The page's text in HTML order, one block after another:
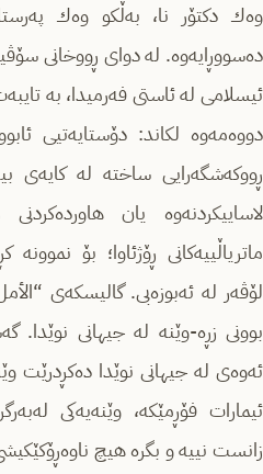
وەك دكتۆر نا، بەڵكو وەك
دەسووڕایەوە. لە دواى ڕووخانى
ئیسلامى لە ئاستى فەرمیدا، بە
دووەمەوە لكاند: دۆستایەتیى
ڕووكەشگەرایى ساختە لە كایەى
لاساییكردنەوە یان
ماتریاڵییەكانى ڕۆژئاوا؛ بۆ
لۆڤەر لە ئەبوزەبى. گالیسكەى
بوونى زڕە-وێنە لە جیهانى نوێدا.
ئەوەى لە جیهانى نوێدا دەكڕدرێت
ئیمارات فۆڕمێكە، وێنەیەكى
زانست نییە و بگرە هیچ